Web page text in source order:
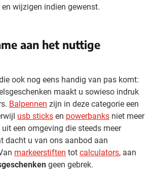
wijzigen indien gewenst.
aan het nuttige
ook nog eens handig van pas komt:
maakt u sowieso indruk
Balpennen zijn in deze categorie een
usb sticks en powerbanks niet meer
een omgeving die steeds meer
dacht u van ons aanbod aan
markeerstiften tot calculators, aan
geen gebrek.